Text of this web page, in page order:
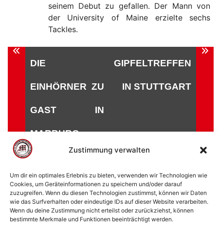
Zustimmung verwalten
Um dir ein optimales Erlebnis zu bieten, verwenden wir Technologien wie
Cookies, um Geräteinformationen zu speichern und/oder darauf
zuzugreifen. Wenn du diesen Technologien zustimmst, können wir Daten
wie das Surfverhalten oder eindeutige IDs auf dieser Website verarbeiten.
Wenn du deine Zustimmung nicht erteilst oder zurückziehst, können
bestimmte Merkmale und Funktionen beeinträchtigt werden.
seinem Debut zu gefallen. Der Mann von
der University of Maine erzielte sechs
Tackles.
Beitragsnavigation
DIE
EINHÖRNER ZU
GAST IN
MARBURG
GIPFELTREFFEN
IN STUTTGART
© 2002 - 2026 American Football Verein Marburg
Mercenaries e.V. |die Stadt Marburg|Impressum
Datenschutzerklärung|Cookie-Richtlinie (EU)